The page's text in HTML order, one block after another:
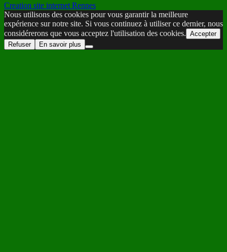
Creation site internet Rennes
Nous utilisons des cookies pour vous garantir la meilleure
expérience sur notre site. Si vous continuez à utiliser ce dernier, nous
considérerons que vous acceptez l'utilisation des cookies. Accepter
Refuser
En savoir plus